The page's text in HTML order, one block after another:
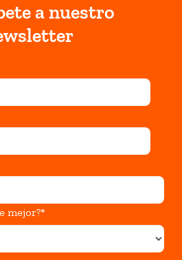
a nuestro
mejor?*